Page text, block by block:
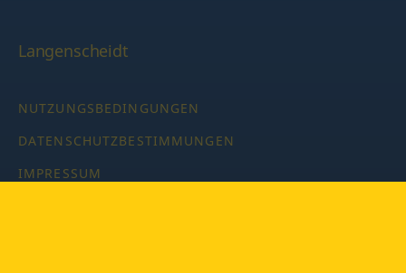
Langenscheidt
NUTZUNGSBEDINGUNGEN
DATENSCHUTZBESTIMMUNGEN
IMPRESSUM